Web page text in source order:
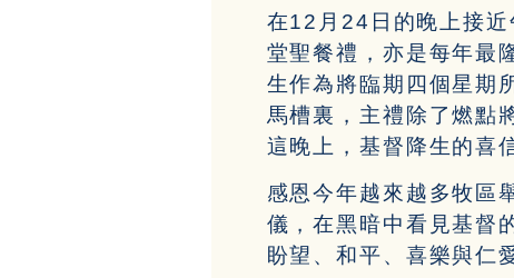
在12月24日的晚上接
堂聖餐禮，亦是每年最
生作為將臨期四個星期
馬槽裏，主禮除了燃點
這晚上，基督降生的喜
感恩今年越來越多牧區
儀，在黑暗中看見基督
盼望、和平、喜樂與仁